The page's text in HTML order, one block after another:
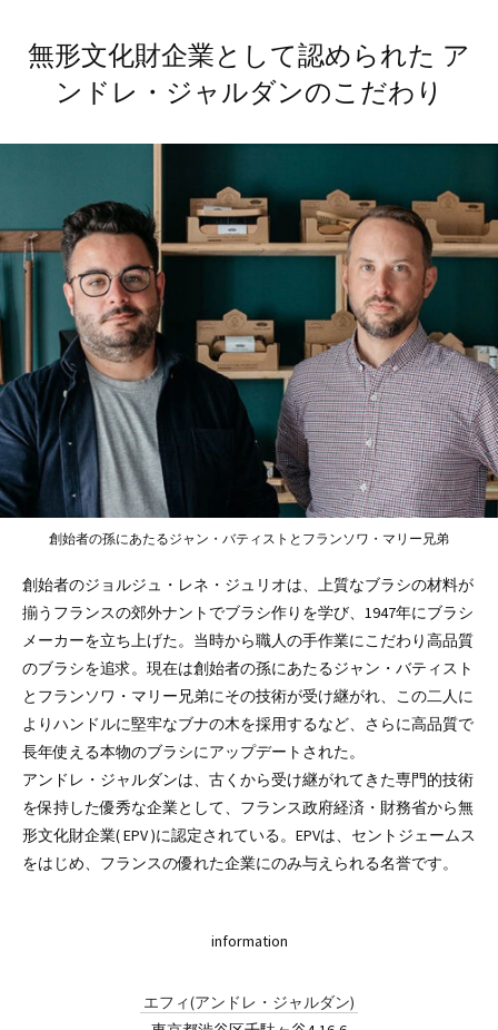
無形文化財企業として認められた ア
ンドレ・ジャルダンのこだわり
創始者の孫にあたるジャン・バティストとフランソワ・マリー兄弟
創始者のジョルジュ・レネ・ジュリオは、上質なブラシの材料が
揃うフランスの郊外ナントでブラシ作りを学び、1947年にブラシ
メーカーを立ち上げた。当時から職人の手作業にこだわり高品質
のブラシを追求。現在は創始者の孫にあたるジャン・バティスト
とフランソワ・マリー兄弟にその技術が受け継がれ、この二人に
よりハンドルに堅牢なブナの木を採用するなど、さらに高品質で
長年使える本物のブラシにアップデートされた。
アンドレ・ジャルダンは、古くから受け継がれてきた専門的技術
を保持した優秀な企業として、フランス政府経済・財務省から無
形文化財企業( EPV )に認定されている。EPVは、セントジェームス
をはじめ、フランスの優れた企業にのみ与えられる名誉です。
information
エフィ(アンドレ・ジャルダン)